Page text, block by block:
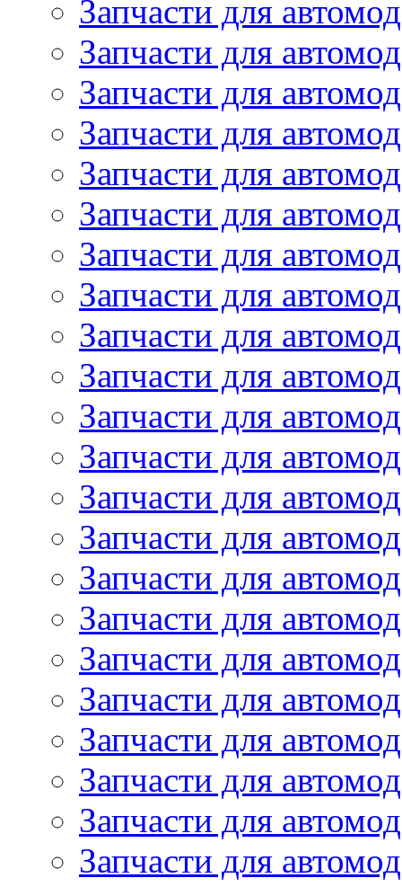
Запчасти для
Запчасти для
Запчасти для
Запчасти для
Запчасти для
Запчасти для
Запчасти для
Запчасти для
Запчасти для
Запчасти для
Запчасти для
Запчасти для
Запчасти для
Запчасти для
Запчасти для
Запчасти для
Запчасти для
Запчасти для
Запчасти для
Запчасти для
Запчасти для
Запчасти для